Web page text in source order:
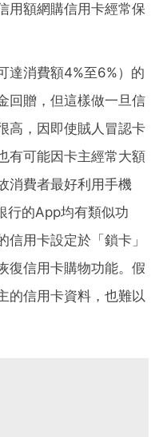
用額網購信用卡經常保
達消費額4%至6%）的
回贈，但這樣做一旦信
高，因即使賊人冒認卡
有可能因卡主經常大額
消費者最好利用手機
行的App均有類似功
用卡設定於「鎖卡」
復信用卡購物功能。假
的信用卡資料，也難以